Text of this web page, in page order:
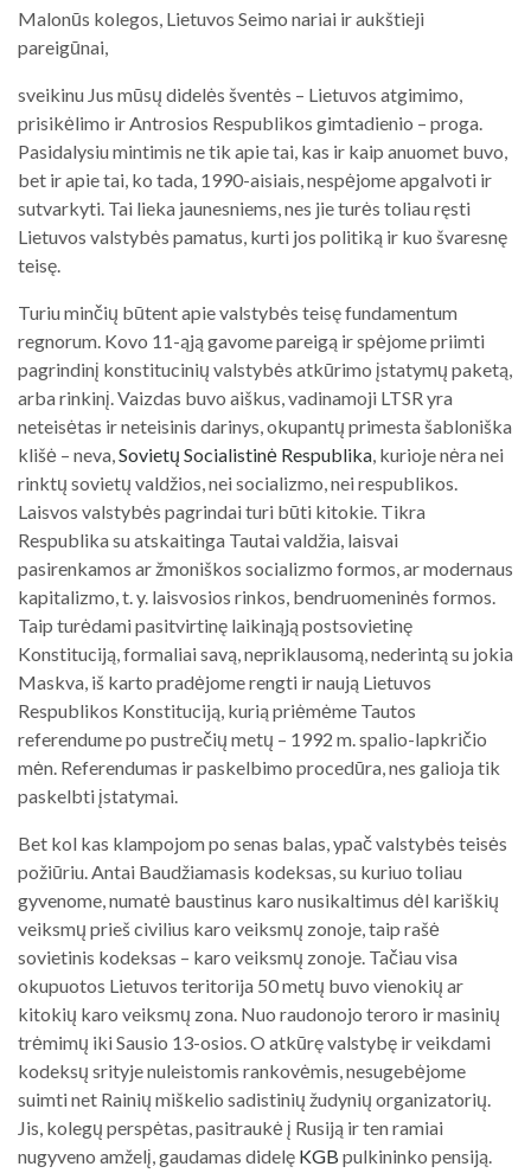
Malonūs kolegos, Lietuvos Seimo nariai ir aukštieji
pareigūnai,
sveikinu Jus mūsų didelės šventės – Lietuvos atgimimo,
prisikėlimo ir Antrosios Respublikos gimtadienio – proga.
Pasidalysiu mintimis ne tik apie tai, kas ir kaip anuomet buvo,
bet ir apie tai, ko tada, 1990-aisiais, nespėjome apgalvoti ir
sutvarkyti. Tai lieka jaunesniems, nes jie turės toliau ręsti
Lietuvos valstybės pamatus, kurti jos politiką ir kuo švaresnę
teisę.
Turiu minčių būtent apie valstybės teisę fundamentum
regnorum. Kovo 11-ąją gavome pareigą ir spėjome priimti
pagrindinį konstitucinių valstybės atkūrimo įstatymų paketą,
arba rinkinį. Vaizdas buvo aiškus, vadinamoji LTSR yra
neteisėtas ir neteisinis darinys, okupantų primesta šabloniška
klišė – neva, Sovietų Socialistinė Respublika , kurioje nėra nei
rinktų sovietų valdžios, nei socializmo, nei respublikos.
Laisvos valstybės pagrindai turi būti kitokie. Tikra
Respublika su atskaitinga Tautai valdžia, laisvai
pasirenkamos ar žmoniškos socializmo formos, ar modernaus
kapitalizmo, t. y. laisvosios rinkos, bendruomeninės formos.
Taip turėdami pasitvirtinę laikinąją postsovietinę
Konstituciją, formaliai savą, nepriklausomą, nederintą su jokia
Maskva, iš karto pradėjome rengti ir naują Lietuvos
Respublikos Konstituciją, kurią priėmėme Tautos
referendume po pustrečių metų – 1992 m. spalio-lapkričio
mėn. Referendumas ir paskelbimo procedūra, nes galioja tik
paskelbti įstatymai.
Bet kol kas klampojom po senas balas, ypač valstybės teisės
požiūriu. Antai Baudžiamasis kodeksas, su kuriuo toliau
gyvenome, numatė baustinus karo nusikaltimus dėl kariškių
veiksmų prieš civilius karo veiksmų zonoje, taip rašė
sovietinis kodeksas – karo veiksmų zonoje. Tačiau visa
okupuotos Lietuvos teritorija 50 metų buvo vienokių ar
kitokių karo veiksmų zona. Nuo raudonojo teroro ir masinių
trėmimų iki Sausio 13-osios. O atkūrę valstybę ir veikdami
kodeksų srityje nuleistomis rankovėmis, nesugebėjome
suimti net Rainių miškelio sadistinių žudynių organizatorių.
Jis, kolegų perspėtas, pasitraukė į Rusiją ir ten ramiai
nugyveno amželį, gaudamas didelę KGB pulkininko pensiją.